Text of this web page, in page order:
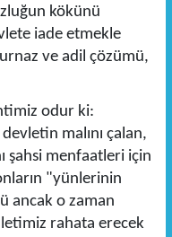
kökünü
iade etmekle
ve adil çözümü,
odur ki:
malını çalan,
şahsi menfaatleri için
"yünlerinin
ancak o zaman
rahata erecek